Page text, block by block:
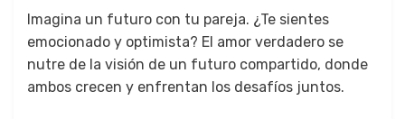
Imagina un futuro con tu pareja. ¿Te sientes
emocionado y optimista? El amor verdadero se
nutre de la visión de un futuro compartido, donde
ambos crecen y enfrentan los desafíos juntos.